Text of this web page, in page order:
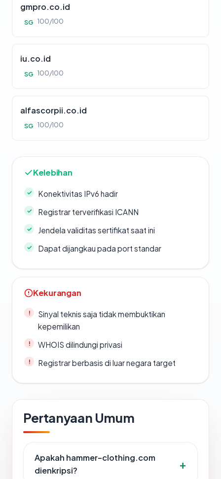
gmpro.co.id
SG 100/100
iu.co.id
SG 100/100
alfascorpii.co.id
SG 100/100
Kelebihan
Konektivitas IPv6 hadir
Registrar terverifikasi ICANN
Jendela validitas sertifikat saat ini
Dapat dijangkau pada port standar
Kekurangan
Sinyal teknis saja tidak membuktikan
kepemilikan
WHOIS dilindungi privasi
Registrar berbasis di luar negara target
Pertanyaan Umum
Apakah hammer-clothing.com
dienkripsi?